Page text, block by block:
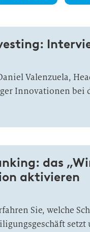
Valenzuela,
Innovationen bei
das
aktivieren
Sie, welche
setzt